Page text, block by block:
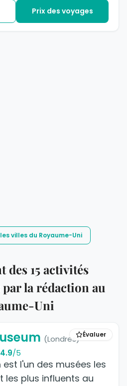
Prix des voyages
villes du Royaume-Uni
des 15 activités
la rédaction au
Uni
Évaluer
(Londres)
4.9/5
est l'un des musées les
les plus influents au